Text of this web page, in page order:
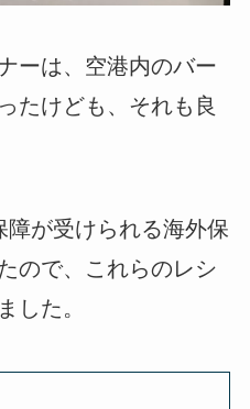
ーは、空港内のバー
たけども、それも良
が受けられる海外保
ので、これらのレシ
した。